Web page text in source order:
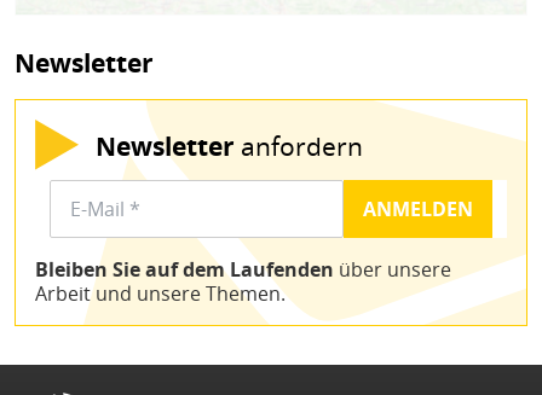
Newsletter
Newsletter anfordern
Bleiben Sie auf dem Laufenden über unsere
Arbeit und unsere Themen.